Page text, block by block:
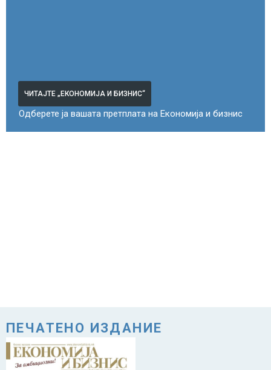
ЧИТАЈТЕ „ЕКОНОМИЈА И БИЗНИС“
Одберете ја вашата претплата на Економија и бизнис
ПЕЧАТЕНО ИЗДАНИЕ